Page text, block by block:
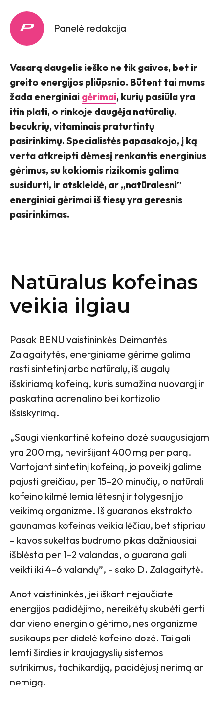
Panelė redakcija
Vasarą daugelis ieško ne tik gaivos, bet ir
greito energijos pliūpsnio. Būtent tai mums
žada energiniai gėrimai, kurių pasiūla yra
itin plati, o rinkoje daugėja natūralių,
becukrių, vitaminais praturtintų
pasirinkimų. Specialistės papasakojo, į ką
verta atkreipti dėmesį renkantis energinius
gėrimus, su kokiomis rizikomis galima
susidurti, ir atskleidė, ar „natūralesni”
energiniai gėrimai iš tiesų yra geresnis
pasirinkimas.
Natūralus kofeinas
veikia ilgiau
Pasak BENU vaistininkės Deimantės
Zalagaitytės, energiniame gėrime galima
rasti sintetinį arba natūralų, iš augalų
išskiriamą kofeiną, kuris sumažina nuovargį ir
paskatina adrenalino bei kortizolio
išsiskyrimą.
„Saugi vienkartinė kofeino dozė suaugusiajam
yra 200 mg, neviršijant 400 mg per parą.
Vartojant sintetinį kofeiną, jo poveikį galime
pajusti greičiau, per 15–20 minučių, o natūrali
kofeino kilmė lemia lėtesnį ir tolygesnį jo
veikimą organizme. Iš guaranos ekstrakto
gaunamas kofeinas veikia lėčiau, bet stipriau
– kavos sukeltas budrumo pikas dažniausiai
išblėsta per 1–2 valandas, o guarana gali
veikti iki 4–6 valandų”, – sako D. Zalagaitytė.
Anot vaistininkės, jei iškart nejaučiate
energijos padidėjimo, nereikėtų skubėti gerti
dar vieno energinio gėrimo, nes organizme
susikaups per didelė kofeino dozė. Tai gali
lemti širdies ir kraujagyslių sistemos
sutrikimus, tachikardiją, padidėjusį nerimą ar
nemigą.